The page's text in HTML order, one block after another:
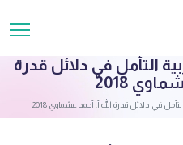
التأمل في دلائل قدرة
2018
في دلائل قدرة الله أ. أحمد عشماوي 2018